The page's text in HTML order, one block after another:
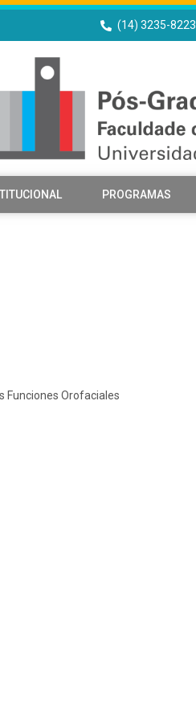
(14) 3235-8223
PROGRAMAS
Funciones Orofaciales